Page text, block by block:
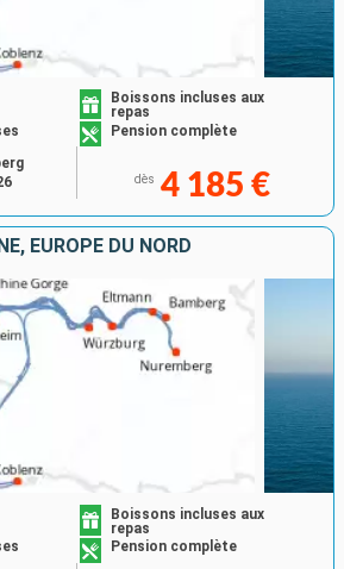
Boissons incluses aux
repas
Pension complète
dès 4 185 €
EUROPE DU NORD
Boissons incluses aux
repas
Pension complète